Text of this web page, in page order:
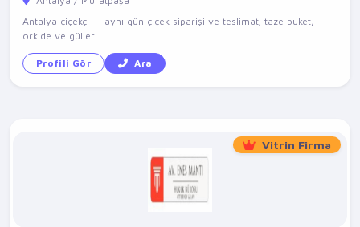
Antalya çiçekçi — aynı gün çiçek siparişi ve teslimat; taze buket,
orkide ve güller.
Profili Gör Ara
Vitrin Firma